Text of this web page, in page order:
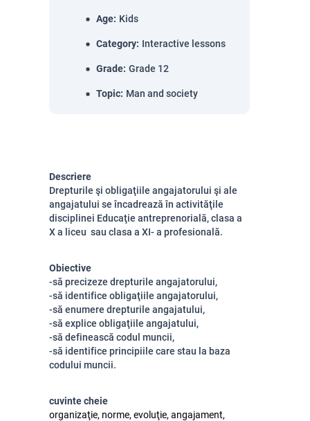
Age: Kids
Category: Interactive lessons
Grade: Grade 12
Topic: Man and society
Descriere
Drepturile şi obligaţiile angajatorului şi ale
angajatului se încadrează în activităţile
disciplinei Educaţie antreprenorială, clasa a
X a liceu sau clasa a XI- a profesională.
Obiective
-să precizeze drepturile angajatorului,
-să identifice obligaţiile angajatorului,
-să enumere drepturile angajatului,
-să explice obligaţiile angajatului,
-să definească codul muncii,
-să identifice principiile care stau la baza
codului muncii.
cuvinte cheie
organizaţie, norme, evoluţie, angajament,